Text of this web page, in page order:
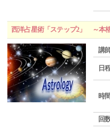
西洋占星術「ステップ2」 ～本
講
日
時間
回